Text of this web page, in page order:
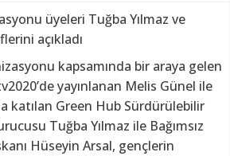
üyeleri Tuğba Yılmaz ve
açıkladı
kapsamında bir araya gelen
yayınlanan Melis Günel ile
katılan Green Hub Sürdürülebilir
Tuğba Yılmaz ile Bağımsız
Hüseyin Arsal, gençlerin